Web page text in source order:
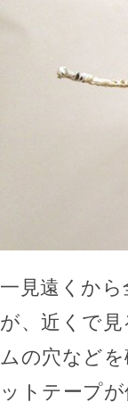
一見遠くか
が、近くで
ムの穴など
ットテープ